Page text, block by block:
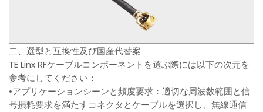
二、選型と互換性及び国産代替案
TE Linx RFケーブルコンポーネントを選ぶ際には以下の次元を
参考にしてください：
•アプリケーションシーンと頻度要求：適切な周波数範囲と信
号損耗要求を満たすコネクタとケーブルを選択し、無線通信